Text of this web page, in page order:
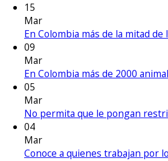
15
Mar
En Colombia más de la mitad
09
Mar
En Colombia más de 2000
05
Mar
No permita que le pongan
04
Mar
Conoce a quienes trabajan por